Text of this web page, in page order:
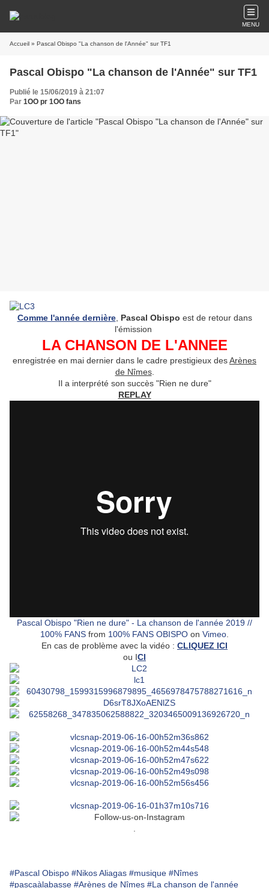
MENU
Accueil » Pascal Obispo "La chanson de l'Année" sur TF1
Pascal Obispo "La chanson de l'Année" sur TF1
Publié le 15/06/2019 à 21:07
Par 1OO pr 1OO fans
Comme l'année dernière, Pascal Obispo est de retour dans
l'émission
LA CHANSON DE L'ANNEE
enregistrée en mai dernier dans le cadre prestigieux desArènes
de Nîmes.
Il a interprété son succès "Rien ne dure"
REPLAY
Pascal Obispo "Rien ne dure" - La chanson de l'année 2019 //
100% FANS from 100% FANS OBISPO on Vimeo
En cas de problème avec la vidéo : CLIQUEZ ICI
ou ICI
#Pascal Obispo #Nikos Aliagas #musique #Nîmes
#pascaàlabasse #Arènes de Nîmes #La chanson de l'année